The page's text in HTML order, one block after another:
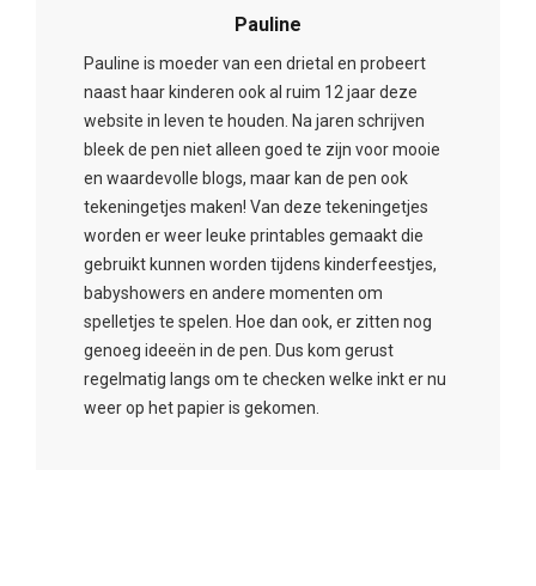
Pauline
Pauline is moeder van een drietal en probeert
naast haar kinderen ook al ruim 12 jaar deze
website in leven te houden. Na jaren schrijven
bleek de pen niet alleen goed te zijn voor mooie
en waardevolle blogs, maar kan de pen ook
tekeningetjes maken! Van deze tekeningetjes
worden er weer leuke printables gemaakt die
gebruikt kunnen worden tijdens kinderfeestjes,
babyshowers en andere momenten om
spelletjes te spelen. Hoe dan ook, er zitten nog
genoeg ideeën in de pen. Dus kom gerust
regelmatig langs om te checken welke inkt er nu
weer op het papier is gekomen.